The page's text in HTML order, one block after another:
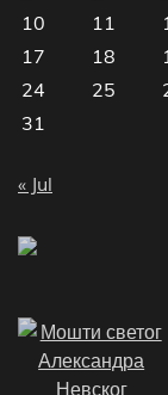
10
11
17
18
24
25
31
« Jul